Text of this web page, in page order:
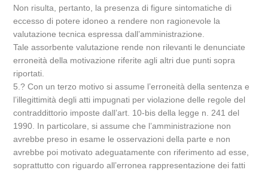
Non risulta, pertanto, la presenza di figure sintomatiche di
eccesso di potere idoneo a rendere non ragionevole la
valutazione tecnica espressa dall’amministrazione.
Tale assorbente valutazione rende non rilevanti le denunciate
erroneità della motivazione riferite agli altri due punti sopra
riportati.
5.? Con un terzo motivo si assume l’erroneità della sentenza e
l’illegittimità degli atti impugnati per violazione delle regole del
contraddittorio imposte dall’art. 10-bis della legge n. 241 del
1990. In particolare, si assume che l’amministrazione non
avrebbe preso in esame le osservazioni della parte e non
avrebbe poi motivato adeguatamente con riferimento ad esse,
soprattutto con riguardo all’erronea rappresentazione dei fatti